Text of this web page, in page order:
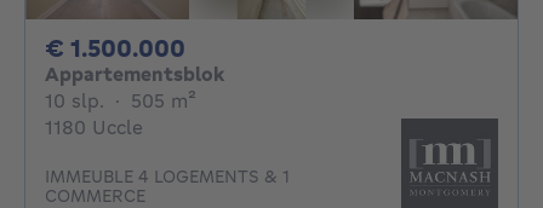
€ 1.500.000
Appartementsblok
10 slp. 10 slaapkamers
· 505 m²
1180 Uccle
IMMEUBLE 4 LOGEMENTS & 1
COMMERCE